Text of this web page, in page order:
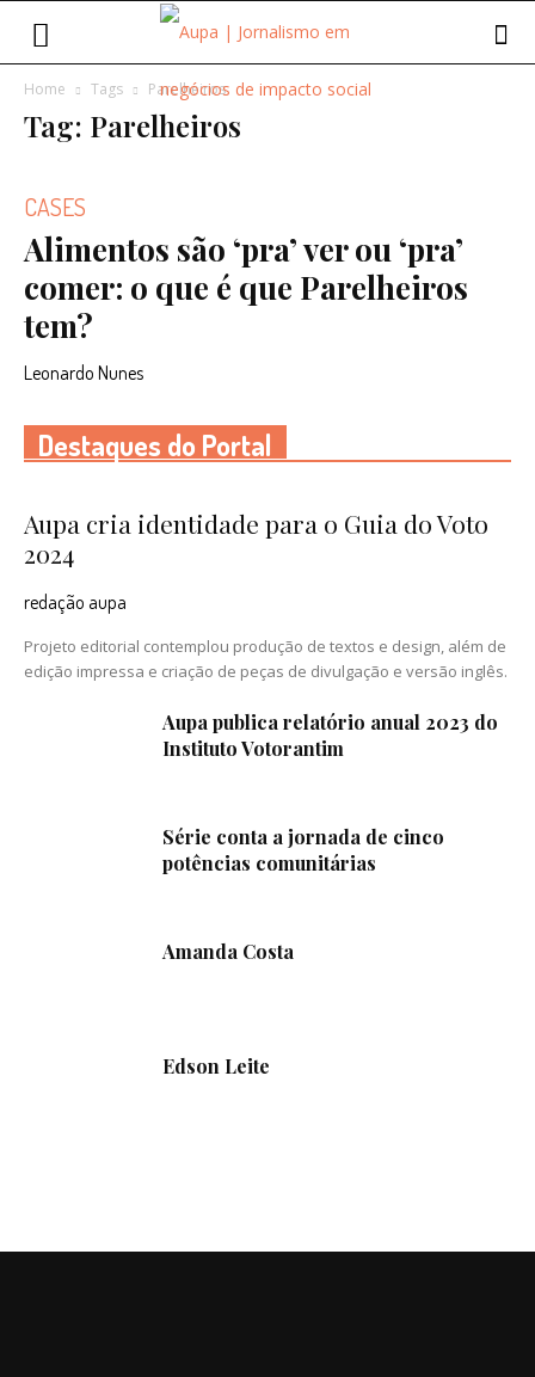
Home Tags Parelheiros
Tag: Parelheiros
CASES
Alimentos são ‘pra’ ver ou ‘pra’
comer: o que é que Parelheiros
tem?
Leonardo Nunes
Destaques do Portal
Aupa cria identidade para o Guia do Voto
2024
redação aupa
Projeto editorial contemplou produção de textos e design, além de
edição impressa e criação de peças de divulgação e versão inglês.
Aupa publica relatório anual 2023 do
Instituto Votorantim
Série conta a jornada de cinco
potências comunitárias
Amanda Costa
Edson Leite